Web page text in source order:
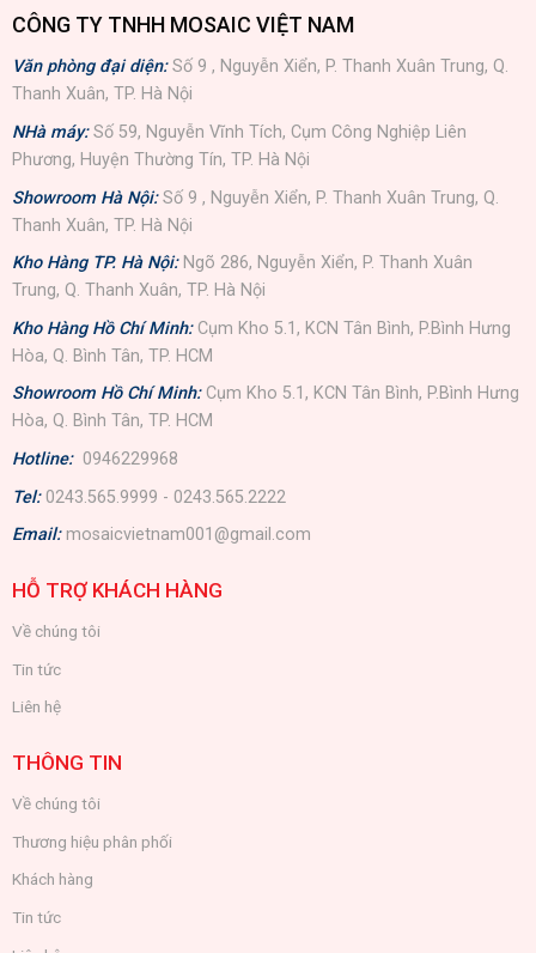
CÔNG TY TNHH MOSAIC VIỆT NAM
Văn phòng đại diện:Số 9 , Nguyễn Xiển, P. Thanh Xuân Trung, Q.
Thanh Xuân, TP. Hà Nội
NHà máy: Số 59, Nguyễn Vĩnh Tích, Cụm Công Nghiệp Liên
Phương, Huyện Thường Tín, TP. Hà Nội
Showroom Hà Nội: Số 9 , Nguyễn Xiển, P. Thanh Xuân Trung, Q.
Thanh Xuân, TP. Hà Nội
Kho Hàng TP. Hà Nội: Ngõ 286, Nguyễn Xiển, P. Thanh Xuân
Trung, Q. Thanh Xuân, TP. Hà Nội
Kho Hàng Hồ Chí Minh: Cụm Kho 5.1, KCN Tân Bình, P.Bình Hưng
Hòa, Q. Bình Tân, TP. HCM
Showroom Hồ Chí Minh: Cụm Kho 5.1, KCN Tân Bình, P.Bình Hưng
Hòa, Q. Bình Tân, TP. HCM
Hotline: 0946229968
Tel: 0243.565.9999 - 0243.565.2222
Email: mosaicvietnam001@gmail.com
HỖ TRỢ KHÁCH HÀNG
Về chúng tôi
Tin tức
Liên hệ
THÔNG TIN
Về chúng tôi
Thương hiệu phân phối
Khách hàng
Tin tức